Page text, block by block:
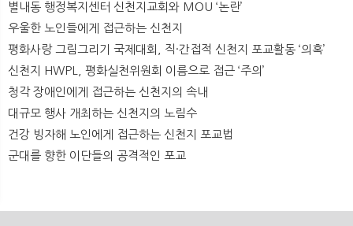
별내동 행정복지센터 신천지교회와 MOU ‘논란’
우울한 노인들에게 접근하는 신천지
평화사랑 그림그리기 국제대회, 직·간접적 신천지 포교활동 ‘의혹’
신천지 HWPL, 평화실천위원회 이름으로 접근 ‘주의’
청각 장애인에게 접근하는 신천지의 속내
대규모 행사 개최하는 신천지의 노림수
건강 빙자해 노인에게 접근하는 신천지 포교법
군대를 향한 이단들의 공격적인 포교